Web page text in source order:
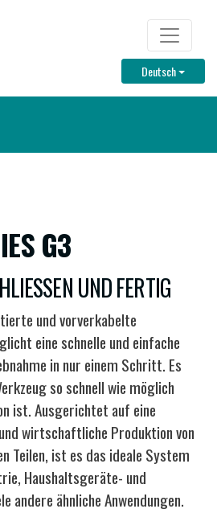
TOP
DeutschToggle
G3
UND FERTIG
und vorverkabelte
eine schnelle und einfache
in nur einem Schritt. Es
so schnell wie möglich
ist. Ausgerichtet auf eine
wirtschaftliche Produktion von
Teilen, ist es das ideale System
Haushaltsgeräte- und
andere ähnliche Anwendungen.